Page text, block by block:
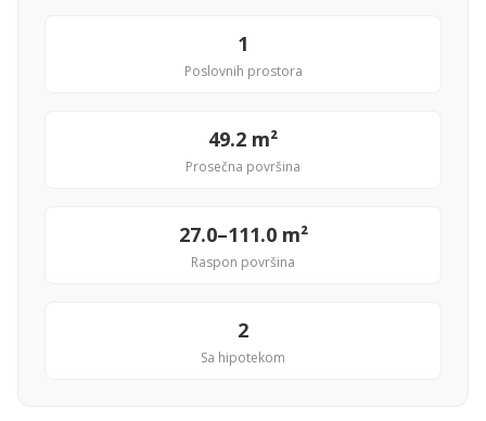
1
Poslovnih prostora
49.2 m²
Prosečna površina
27.0–111.0 m²
Raspon površina
2
Sa hipotekom